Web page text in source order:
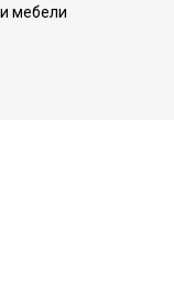
мебели